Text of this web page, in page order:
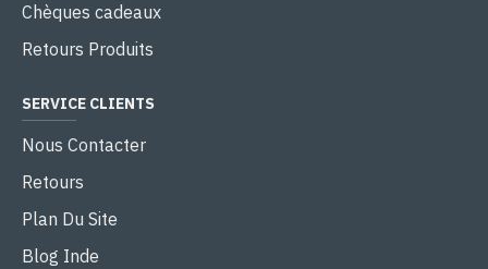
Chèques cadeaux
Retours Produits
SERVICE CLIENTS
Nous Contacter
Retours
Plan Du Site
Blog Inde